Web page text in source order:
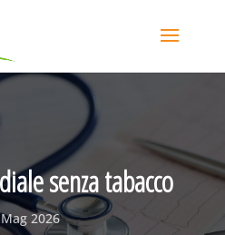
senza tabacco
2026